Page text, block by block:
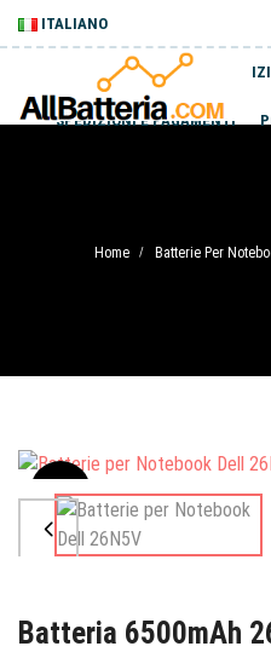
ITALIANO
SPEDIZIONI E PAGAMENTI
Home / Batterie Per
Sale
Batteria 6500mAh